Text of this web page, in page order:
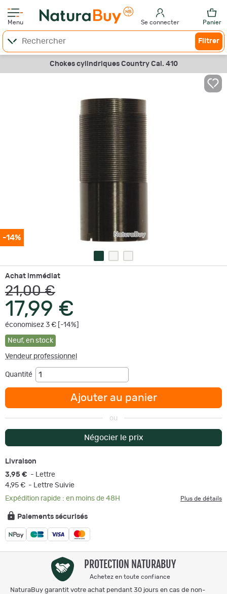
Menu Se connecter Panier
Filtrer
Chokes cylindriques Country Cal. 410
-14%
Achat immédiat
21,00 €
17,99 €
économisez 3 € [-14%]
Neuf, en stock
Vendeur professionnel
Quantité
Ajouter au panier
ou
Négocier le prix
Livraison
3,95 € - Lettre
4,95 € - Lettre Suivie
Expédition rapide : en moins de 48H
Plus de détails
Paiements sécurisés
PROTECTION NATURABUY
Achetez en toute confiance
NaturaBuy garantit votre achat pendant 30 jours en cas de non-